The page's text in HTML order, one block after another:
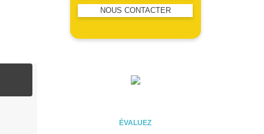
NOUS CONTACTER
ÉVALUEZ